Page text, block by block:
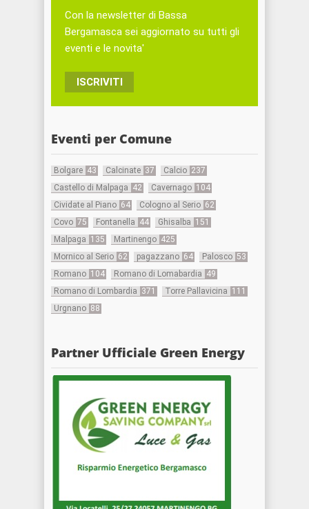
Con la newsletter di Bassa
Bergamasca sei aggiornato su tutti gli
eventi e le novita'
ISCRIVITI
Eventi per Comune
Bolgare 43 Calcinate 37 Calcio 237
Castello di Malpaga 42 Cavernago 104
Cividate al Piano 64 Cologno al Serio 62
Covo 75 Fontanella 44 Ghisalba 151
Malpaga 135 Martinengo 425
Mornico al Serio 62 pagazzano 64 Palosco 53
Romano 104 Romano di Lomabardia 49
Romano di Lombardia 371 Torre Pallavicina 111
Urgnano 88
Partner Ufficiale Green Energy